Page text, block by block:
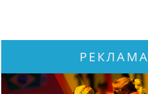
РЕКЛАМА